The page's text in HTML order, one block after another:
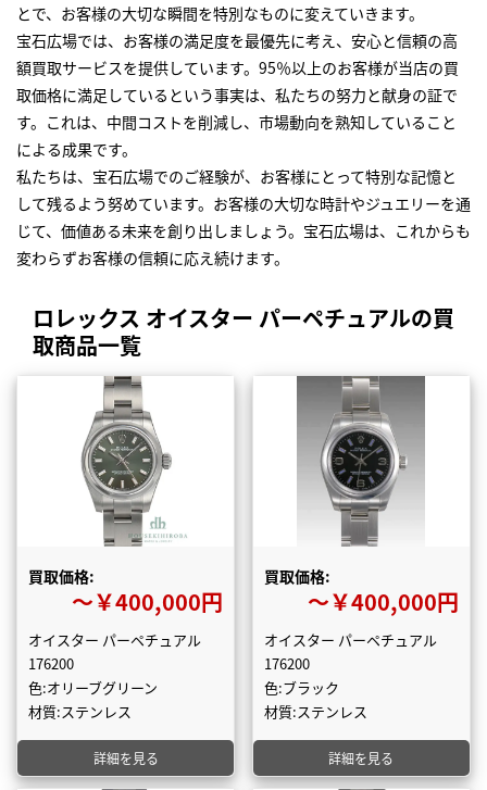
とで、お客様の大切な瞬間を特別なものに変えていきます。
宝石広場では、お客様の満足度を最優先に考え、安心と信頼の高
額買取サービスを提供しています。95％以上のお客様が当店の買
取価格に満足しているという事実は、私たちの努力と献身の証で
す。これは、中間コストを削減し、市場動向を熟知していること
による成果です。
私たちは、宝石広場でのご経験が、お客様にとって特別な記憶と
して残るよう努めています。お客様の大切な時計やジュエリーを通
じて、価値ある未来を創り出しましょう。宝石広場は、これからも
変わらずお客様の信頼に応え続けます。
ロレックス オイスター パーペチュアルの買
取商品一覧
買取価格:
〜￥400,000円
オイスター パーペチュアル
176200
色:オリーブグリーン
材質:ステンレス
詳細を見る
買取価格:
〜￥400,000円
オイスター パーペチュアル
176200
色:ブラック
材質:ステンレス
詳細を見る